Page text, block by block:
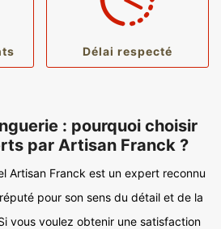
Délai respecté
: pourquoi choisir
par Artisan Franck ?
Artisan Franck est un expert reconnu
pour son sens du détail et de la
vous voulez obtenir une satisfaction